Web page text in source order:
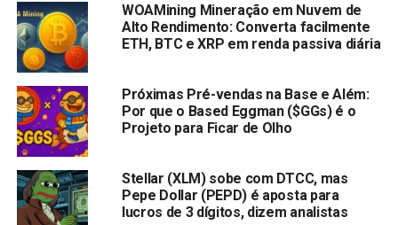
criptomoeda que está ganhando destaque na indústria.
(RABT), uma nova criptomoeda meme baseada em
inteligência artificial, está pronta para crescer 233%
durante sua pré-venda em andamento e 100x no dia do
lançamento. Continue lendo para saber mais sobre Raboo,
Avalanche e as últimas notícias sobre XRP.
XRP: As últimas notícias sobre XRP fazem o preço do
token despencar
O XRP Ledger é uma tecnologia de código aberto focada
WOAMining Mineração em Nuvem de
Alto Rendimento: Converta facilmente
ETH, BTC e XRP em renda passiva diária
Próximas Pré-vendas na Base e Além:
Por que o Based Eggman ($GGs) é o
Projeto para Ficar de Olho
Stellar (XLM) sobe com DTCC, mas
Pepe Dollar (PEPD) é aposta para
lucros de 3 dígitos, dizem analistas